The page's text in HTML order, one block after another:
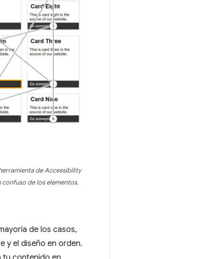
de Accessibility
de los elementos.
de los casos,
y el diseño en orden.